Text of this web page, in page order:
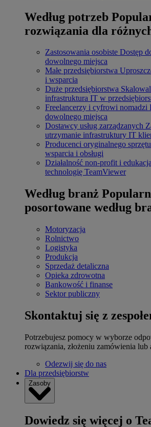
Według potrzeb
rozwiązania dla
Zastosowania osobiste Dostęp
dowolnego miejsca
Małe przedsiębiorstwa
i wsparcia
Duże przedsiębiorstwa
infrastruktura IT w
Freelancerzy i cyfrowi nomadzi
dowolnego miejsca
Dostawcy usług zarządzanych
utrzymanie infrastruktury IT
Producenci oryginalnego sprzętu
wsparcia i obsługi
Działalność non-profit i
technologię TeamViewer
Według branż
posortowane według
Motoryzacja
Rolnictwo
Logistyka
Produkcja
Sprzedaż detaliczna
Opieka zdrowotna
Bankowość i finanse
Sektor publiczny
Skontaktuj się z
Potrzebujesz pomocy w wyborze
rozwiązania, złożeniu zamówienia
Odezwij się do nas
Dla przedsiębiorstw
Zasoby
Dowiedz się więcej o